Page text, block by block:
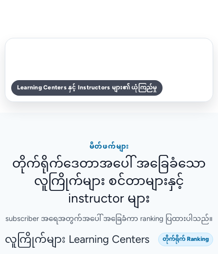
Learning Centers နှင့် Instructors များ၏ ယုံကြည်မှု
မိတ်ဖက်များ
တိုက်ရိုက်ဒေတာအပေါ် အခြေခံသော
လူကြိုက်များ စင်တာများနှင့်
instructor များ
subscriber အရေအတွက်အပေါ် အခြေခံကာ ranking ပြထားပါသည်။
လူကြိုက်များ Learning Centers တိုက်ရိုက် Ranking